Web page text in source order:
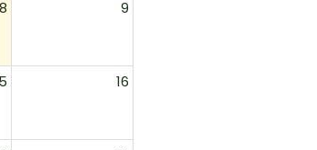
8 9
16